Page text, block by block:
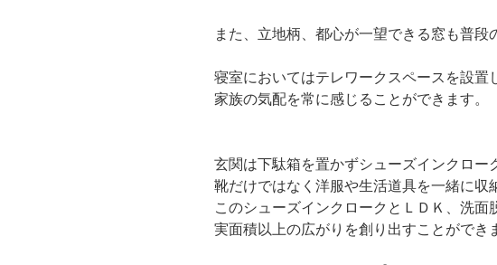
また、立地柄、都心が一望できる窓も普段
寝室においてはテレワークスペースを設
家族の気配を常に感じることができます。
玄関は下駄箱を置かずシューズインクロー
靴だけではなく洋服や生活道具を一緒に収
このシューズインクロークとＬＤＫ、洗面
実面積以上の広がりを創り出すことができ